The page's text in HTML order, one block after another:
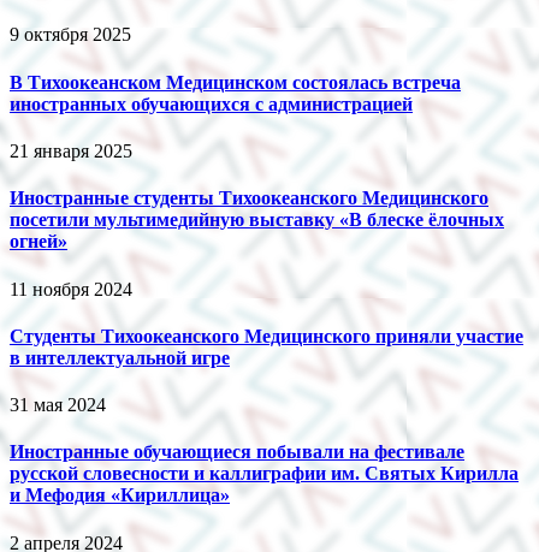
9 октября 2025
В Тихоокеанском Медицинском состоялась встреча
иностранных обучающихся с администрацией
21 января 2025
Иностранные студенты Тихоокеанского Медицинского
посетили мультимедийную выставку «В блеске ёлочных
огней»
11 ноября 2024
Студенты Тихоокеанского Медицинского приняли участие
в интеллектуальной игре
31 мая 2024
Иностранные обучающиеся побывали на фестивале
русской словесности и каллиграфии им. Святых Кирилла
и Мефодия «Кириллица»
2 апреля 2024